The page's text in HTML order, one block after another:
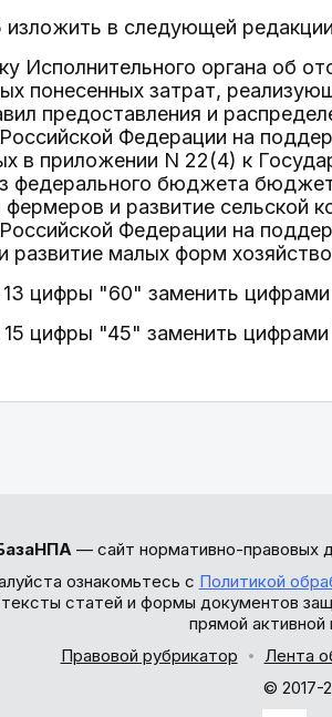
изложить в следующей
Исполнительного органа об
понесенных затрат,
предоставления и
Федерации на
в приложении N 22(4) к
федерального бюджета
и развитие сельской
Федерации на
развитие малых форм
13 цифры "60" заменить
15 цифры "45" заменить
— сайт нормативно-правовых
ознакомьтесь с Политикой
статей и формы документов
прямой активной
Правовой рубрикатор
Лента
© 2017-